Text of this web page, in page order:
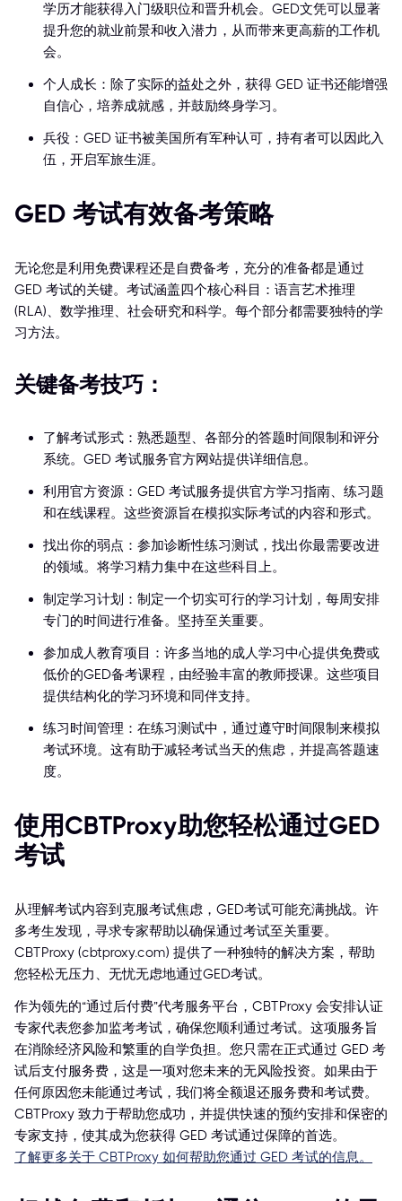
学历才能获得入门级职位和晋升机会。GED文凭可以显著
提升您的就业前景和收入潜力，从而带来更高薪的工作机
会。
个人成长：除了实际的益处之外，获得 GED 证书还能增强
自信心，培养成就感，并鼓励终身学习。
兵役：GED 证书被美国所有军种认可，持有者可以因此入
伍，开启军旅生涯。
GED 考试有效备考策略
无论您是利用免费课程还是自费备考，充分的准备都是通过
GED 考试的关键。考试涵盖四个核心科目：语言艺术推理
(RLA)、数学推理、社会研究和科学。每个部分都需要独特的学
习方法。
关键备考技巧：
了解考试形式：熟悉题型、各部分的答题时间限制和评分
系统。GED 考试服务官方网站提供详细信息。
利用官方资源：GED 考试服务提供官方学习指南、练习题
和在线课程。这些资源旨在模拟实际考试的内容和形式。
找出你的弱点：参加诊断性练习测试，找出你最需要改进
的领域。将学习精力集中在这些科目上。
制定学习计划：制定一个切实可行的学习计划，每周安排
专门的时间进行准备。坚持至关重要。
参加成人教育项目：许多当地的成人学习中心提供免费或
低价的GED备考课程，由经验丰富的教师授课。这些项目
提供结构化的学习环境和同伴支持。
练习时间管理：在练习测试中，通过遵守时间限制来模拟
考试环境。这有助于减轻考试当天的焦虑，并提高答题速
度。
使用CBTProxy助您轻松通过GED
考试
从理解考试内容到克服考试焦虑，GED考试可能充满挑战。许
多考生发现，寻求专家帮助以确保通过考试至关重要。
CBTProxy (cbtproxy.com) 提供了一种独特的解决方案，帮助
您轻松无压力、无忧无虑地通过GED考试。
作为领先的“通过后付费”代考服务平台，CBTProxy 会安排认证
专家代表您参加监考考试，确保您顺利通过考试。这项服务旨
在消除经济风险和繁重的自学负担。您只需在正式通过 GED 考
试后支付服务费，这是一项对您未来的无风险投资。如果由于
任何原因您未能通过考试，我们将全额退还服务费和考试费。
CBTProxy 致力于帮助您成功，并提供快速的预约安排和保密的
专家支持，使其成为您获得 GED 考试通过保障的首选。
了解更多关于 CBTProxy 如何帮助您通过 GED 考试的信息。